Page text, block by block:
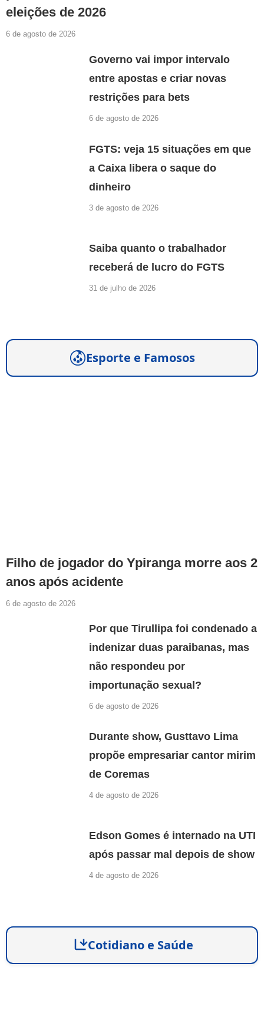
eleições de 2026
6 de agosto de 2026
Governo vai impor intervalo
entre apostas e criar novas
restrições para bets
6 de agosto de 2026
FGTS: veja 15 situações em que
a Caixa libera o saque do
dinheiro
3 de agosto de 2026
Saiba quanto o trabalhador
receberá de lucro do FGTS
31 de julho de 2026
Esporte e Famosos
Filho de jogador do Ypiranga morre aos 2
anos após acidente
6 de agosto de 2026
Por que Tirullipa foi condenado a
indenizar duas paraibanas, mas
não respondeu por
importunação sexual?
6 de agosto de 2026
Durante show, Gusttavo Lima
propõe empresariar cantor mirim
de Coremas
4 de agosto de 2026
Edson Gomes é internado na UTI
após passar mal depois de show
4 de agosto de 2026
Cotidiano e Saúde